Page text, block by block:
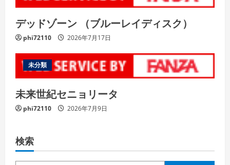
デッドゾーン （ブルーレイディスク）
phi72110 2026年7月17日
未分類
未来世紀セニョリータ
phi72110 2026年7月9日
検索